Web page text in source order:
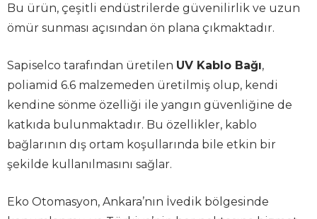
Bu ürün, çeşitli endüstrilerde güvenilirlik ve uzun
ömür sunması açısından ön plana çıkmaktadır.
Sapiselco tarafından üretilen UV Kablo Bağı,
poliamid 6.6 malzemeden üretilmiş olup, kendi
kendine sönme özelliği ile yangın güvenliğine de
katkıda bulunmaktadır. Bu özellikler, kablo
bağlarının dış ortam koşullarında bile etkin bir
şekilde kullanılmasını sağlar.
Eko Otomasyon, Ankara’nın İvedik bölgesinde